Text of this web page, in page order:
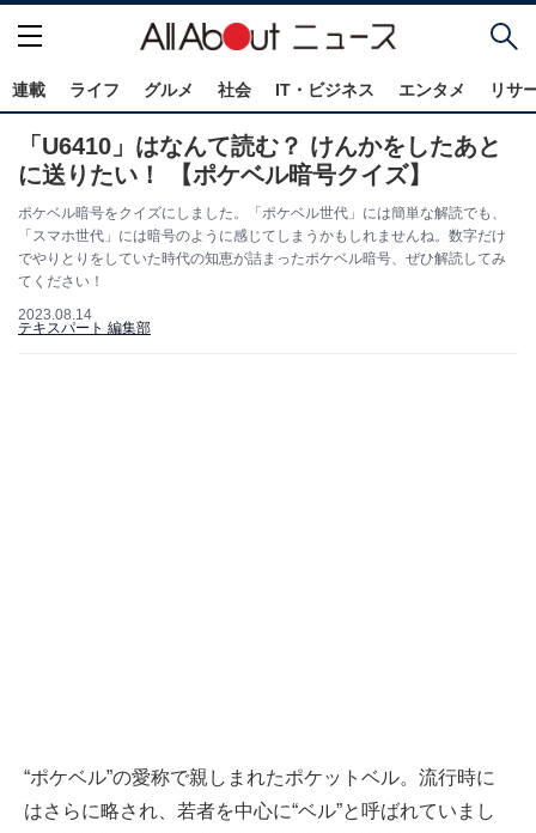
連載 ライフ グルメ 社会 IT・ビジネス エンタメ リサ
「U6410」はなんて読む？ けんかをしたあと
に送りたい！ 【ポケベル暗号クイズ】
ポケベル暗号をクイズにしました。「ポケベル世代」には簡単な解読でも、
「スマホ世代」には暗号のように感じてしまうかもしれませんね。数字だけ
でやりとりをしていた時代の知恵が詰まったポケベル暗号、ぜひ解読してみ
てください！
2023.08.14
テキスパート 編集部
“ポケベル”の愛称で親しまれたポケットベル。流行時に
はさらに略され、若者を中心に“ベル”と呼ばれていまし